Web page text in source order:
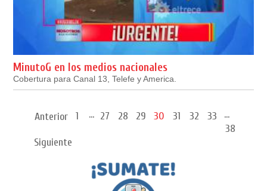
MinutoG en los medios nacionales
Cobertura para Canal 13, Telefe y America.
Anterior 1 ... 27 28 29 30 31 32 33
...
38
Siguiente